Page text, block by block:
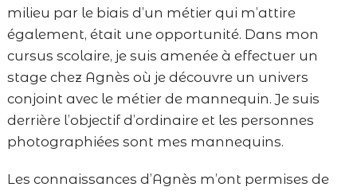
milieu par le biais d’un métier qui m’attire
également, était une opportunité. Dans mon
cursus scolaire, je suis amenée à effectuer un
stage chez Agnès où je découvre un univers
conjoint avec le métier de mannequin. Je suis
derrière l’objectif d’ordinaire et les personnes
photographiées sont mes mannequins.
Les connaissances d’Agnès m’ont permises de